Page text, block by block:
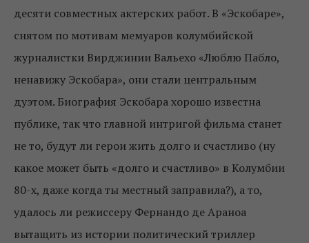
десяти совместных актерских работ. В «Эскобаре»,
снятом по мотивам мемуаров колумбийской
журналистки Вирджинии Вальехо «Люблю Пабло,
ненавижу Эскобара», они стали центральным
дуэтом. Биография Эскобара хорошо известна
публике, так что главной интригой фильма станет
не то, будут ли герои жить долго и счастливо (ну
какое может быть «долго и счастливо» в Колумбии
80-х, даже когда ты местный заправила?), а то,
удалось ли режиссеру Фернандо де Араноа
вытащить из истории политический триллер